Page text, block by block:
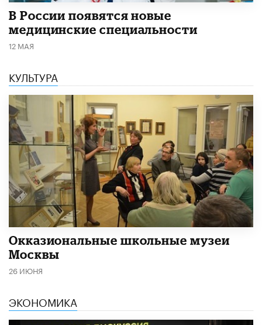
В России появятся новые
медицинские специальности
12 МАЯ
КУЛЬТУРА
​Окказиональные школьные музеи
Москвы
26 ИЮНЯ
ЭКОНОМИКА